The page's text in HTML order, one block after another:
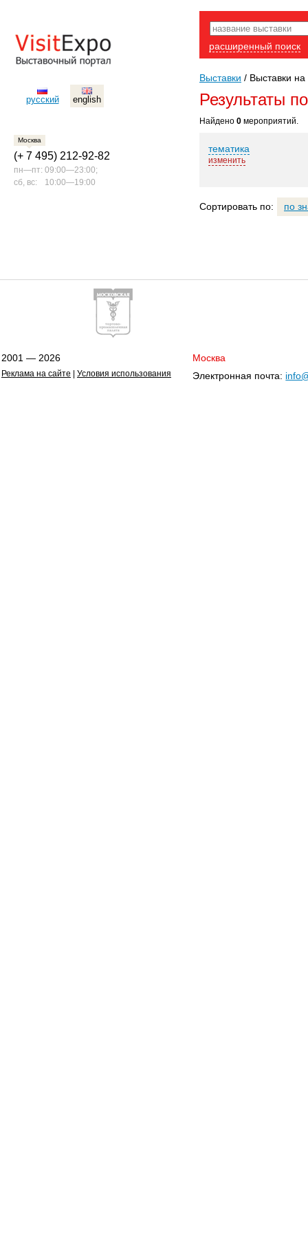
русский english
Москва
(+ 7 495) 212-92-82
пн—пт: 09:00—23:00;
сб, вс:
10:00—19:00
расширенный поиск
Выставки / Выставки на
Результаты
Найдено 0 мероприятий.
тематика
изменить
Сортировать по: по
2001 — 2026
Реклама на сайте Условия использования
Москва
Электронная почта: